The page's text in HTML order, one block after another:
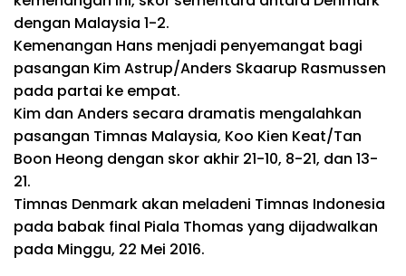
dengan Malaysia 1-2.
Kemenangan Hans menjadi penyemangat bagi
pasangan Kim Astrup/Anders Skaarup Rasmussen
pada partai ke empat.
Kim dan Anders secara dramatis mengalahkan
pasangan Timnas Malaysia, Koo Kien Keat/Tan
Boon Heong dengan skor akhir 21-10, 8-21, dan 13-
21.
Timnas Denmark akan meladeni Timnas Indonesia
pada babak final Piala Thomas yang dijadwalkan
pada Minggu, 22 Mei 2016.